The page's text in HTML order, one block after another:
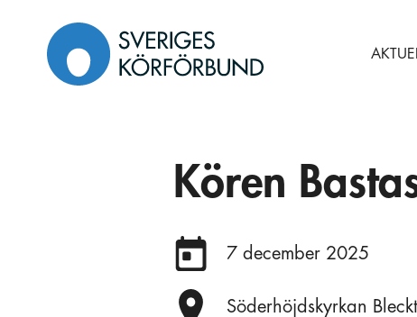
innehåll
Kören
Datum:
7 december 2025
Plats:
Söderhöjdskyrkan